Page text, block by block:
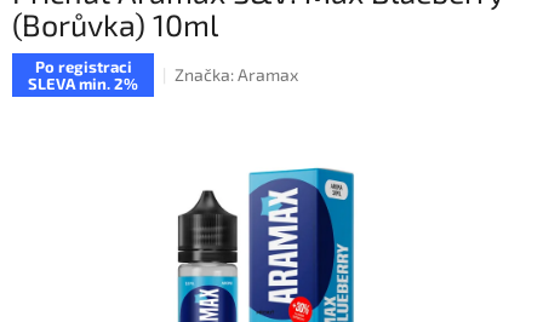
(Borůvka) 10ml
Po registraci
SLEVA min. 2%
Značka:Aramax